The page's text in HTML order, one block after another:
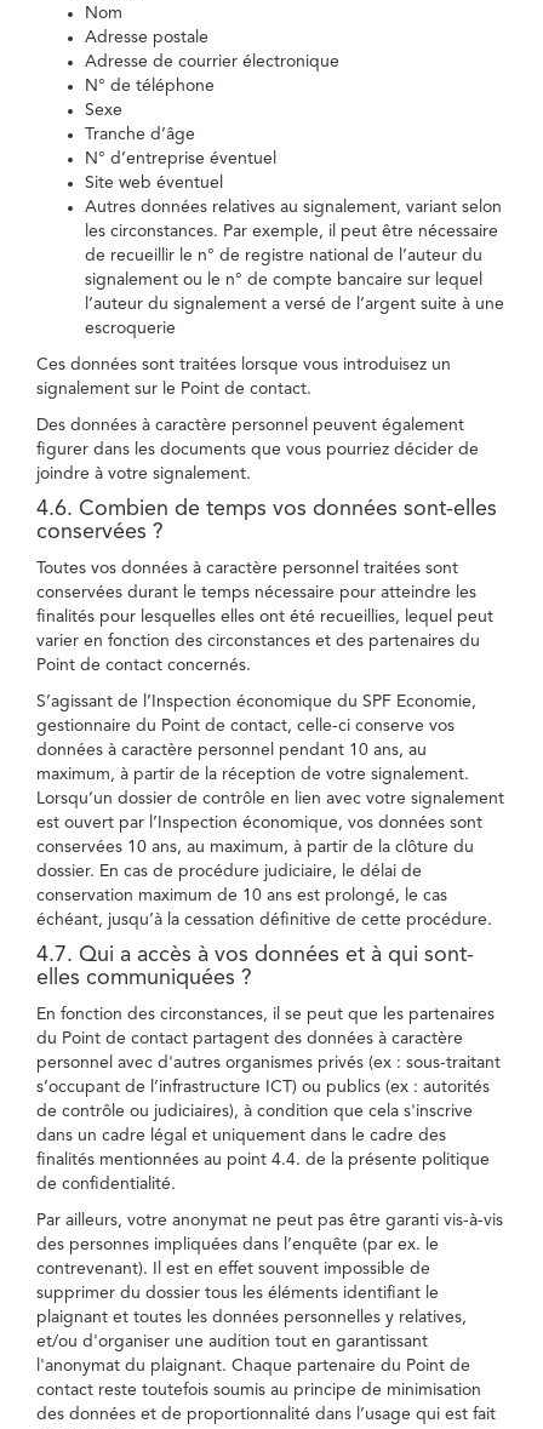
Nom
Adresse postale
Adresse de courrier électronique
N° de téléphone
Sexe
Tranche d’âge
N° d’entreprise éventuel
Site web éventuel
Autres données relatives au signalement, variant selon
les circonstances. Par exemple, il peut être nécessaire
de recueillir le n° de registre national de l’auteur du
signalement ou le n° de compte bancaire sur lequel
l’auteur du signalement a versé de l’argent suite à une
escroquerie
Ces données sont traitées lorsque vous introduisez un
signalement sur le Point de contact.
Des données à caractère personnel peuvent également
figurer dans les documents que vous pourriez décider de
joindre à votre signalement.
4.6. Combien de temps vos données sont-elles
conservées ?
Toutes vos données à caractère personnel traitées sont
conservées durant le temps nécessaire pour atteindre les
finalités pour lesquelles elles ont été recueillies, lequel peut
varier en fonction des circonstances et des partenaires du
Point de contact concernés.
S’agissant de l’Inspection économique du SPF Economie,
gestionnaire du Point de contact, celle-ci conserve vos
données à caractère personnel pendant 10 ans, au
maximum, à partir de la réception de votre signalement.
Lorsqu’un dossier de contrôle en lien avec votre signalement
est ouvert par l’Inspection économique, vos données sont
conservées 10 ans, au maximum, à partir de la clôture du
dossier. En cas de procédure judiciaire, le délai de
conservation maximum de 10 ans est prolongé, le cas
échéant, jusqu’à la cessation définitive de cette procédure.
4.7. Qui a accès à vos données et à qui sont-
elles communiquées ?
En fonction des circonstances, il se peut que les partenaires
du Point de contact partagent des données à caractère
personnel avec d'autres organismes privés (ex : sous-traitant
s’occupant de l’infrastructure ICT) ou publics (ex : autorités
de contrôle ou judiciaires), à condition que cela s'inscrive
dans un cadre légal et uniquement dans le cadre des
finalités mentionnées au point 4.4. de la présente politique
de confidentialité.
Par ailleurs, votre anonymat ne peut pas être garanti vis-à-vis
des personnes impliquées dans l’enquête (par ex. le
contrevenant). Il est en effet souvent impossible de
supprimer du dossier tous les éléments identifiant le
plaignant et toutes les données personnelles y relatives,
et/ou d'organiser une audition tout en garantissant
l'anonymat du plaignant. Chaque partenaire du Point de
contact reste toutefois soumis au principe de minimisation
des données et de proportionnalité dans l’usage qui est fait